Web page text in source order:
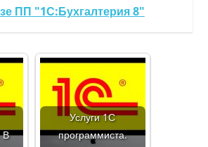
ПП "1С:Бухгалтерия 8"
В
Услуги 1С
программиста.